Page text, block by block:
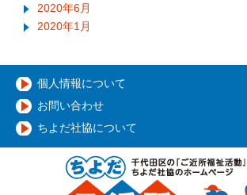
2020年6月
2020年1月
個人情報について
お問い合わせ
ちよだ社協について